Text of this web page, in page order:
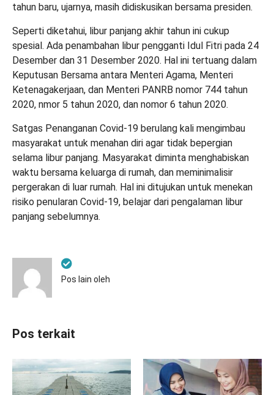
tahun baru, ujarnya, masih didiskusikan bersama presiden.
Seperti diketahui, libur panjang akhir tahun ini cukup
spesial. Ada penambahan libur pengganti Idul Fitri pada 24
Desember dan 31 Desember 2020. Hal ini tertuang dalam
Keputusan Bersama antara Menteri Agama, Menteri
Ketenagakerjaan, dan Menteri PANRB nomor 744 tahun
2020, nmor 5 tahun 2020, dan nomor 6 tahun 2020.
Satgas Penanganan Covid-19 berulang kali mengimbau
masyarakat untuk menahan diri agar tidak bepergian
selama libur panjang. Masyarakat diminta menghabiskan
waktu bersama keluarga di rumah, dan meminimalisir
pergerakan di luar rumah. Hal ini ditujukan untuk menekan
risiko penularan Covid-19, belajar dari pengalaman libur
panjang sebelumnya.
Pos lain oleh
Pos terkait